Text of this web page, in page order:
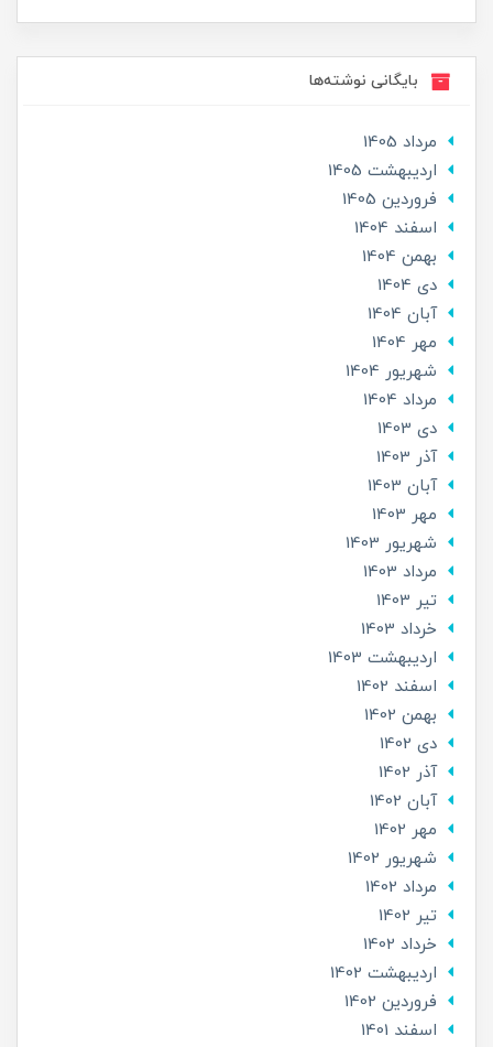
بایگانی نوشته‌ها
مرداد 1405
ارديبهشت 1405
فروردین 1405
اسفند 1404
بهمن 1404
دی 1404
آبان 1404
مهر 1404
شهریور 1404
مرداد 1404
دی 1403
آذر 1403
آبان 1403
مهر 1403
شهریور 1403
مرداد 1403
تير 1403
خرداد 1403
ارديبهشت 1403
اسفند 1402
بهمن 1402
دی 1402
آذر 1402
آبان 1402
مهر 1402
شهریور 1402
مرداد 1402
تير 1402
خرداد 1402
ارديبهشت 1402
فروردین 1402
اسفند 1401